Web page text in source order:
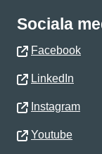
Sociala
Facebook
LinkedIn
Instagram
Youtube